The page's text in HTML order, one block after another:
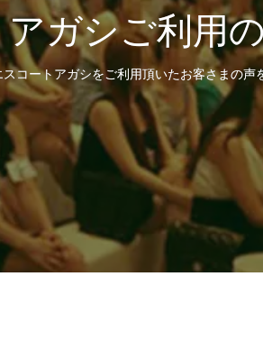
ガシご利用
コートアガシをご利用頂いたお客さまの声